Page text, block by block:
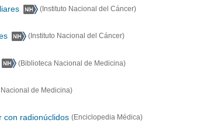
(Instituto Nacional del Cáncer)
(Instituto Nacional del Cáncer)
(Biblioteca Nacional de Medicina)
de Medicina)
con radionúclidos (Enciclopedia Médica)